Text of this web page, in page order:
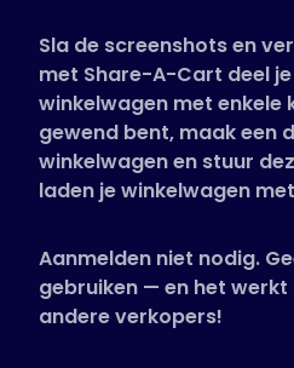
Sla de screenshots en
met Share-A-Cart deel je
winkelwagen met enkele
gewend bent, maak een
winkelwagen en stuur
laden je winkelwagen
Aanmelden niet nodig.
gebruiken — en het
andere verkopers!